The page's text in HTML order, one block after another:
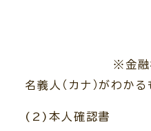
※金融機関名、
名義人（カナ）がわかる
(2)本人確認書